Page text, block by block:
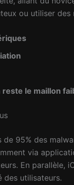
ou utiliser des
reste le maillon
95% des
via
En parallèle,
des utilisateurs.